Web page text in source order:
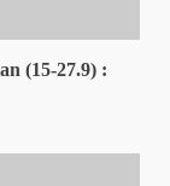
(15-27.9) :